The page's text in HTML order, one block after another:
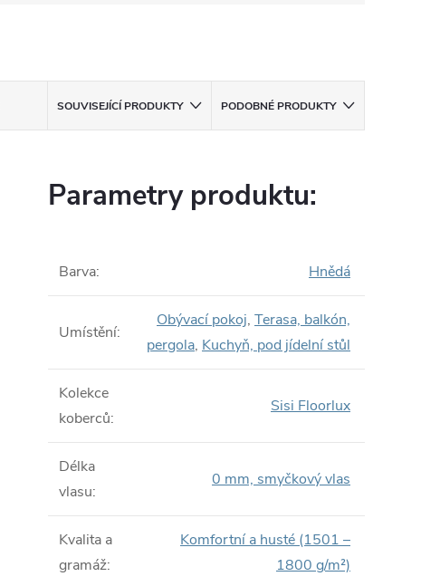
SOUVISEJÍCÍ PRODUKTY PODOBNÉ PRODUKTY
Parametry produktu:
Barva: Hnědá
Umístění:
Obývací pokoj, Terasa, balkón,
pergola, Kuchyň, pod jídelní stůl
Kolekce
koberců:
Sisi Floorlux
Délka
vlasu:
0 mm, smyčkový vlas
Kvalita a
gramáž:
Komfortní a husté (1501 –
1800 g/m²)